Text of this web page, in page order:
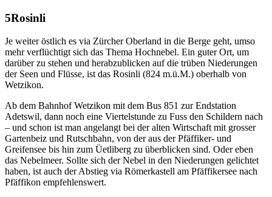
Rosinli
Je weiter östlich es via Zürcher Oberland in die Berge geht, umso
mehr verflüchtigt sich das Thema Hochnebel. Ein guter Ort, um
darüber zu stehen und herabzublicken auf die trüben Niederungen
der Seen und Flüsse, ist das Rosinli (824 m.ü.M.) oberhalb von
Wetzikon.
Ab dem Bahnhof Wetzikon mit dem Bus 851 zur Endstation
Adetswil, dann noch eine Viertelstunde zu Fuss den Schildern nach
– und schon ist man angelangt bei der alten Wirtschaft mit grosser
Gartenbeiz und Rutschbahn, von der aus der Pfäffiker- und
Greifensee bis hin zum Üetliberg zu überblicken sind. Oder eben
das Nebelmeer. Sollte sich der Nebel in den Niederungen gelichtet
haben, ist auch der Abstieg via Römerkastell am Pfäffikersee nach
Pfäffikon empfehlenswert.